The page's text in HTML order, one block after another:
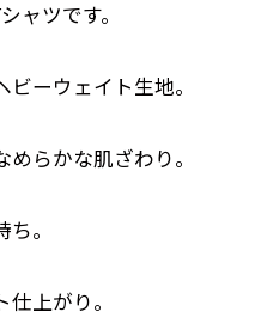
ャツです。
ーウェイト生地。
らかな肌ざわり。
。
上がり。
ャンボサイズです。
がある場所で大々的
です。
ャンボサイズです。
がある場所で大々的
です。